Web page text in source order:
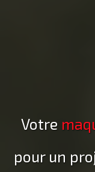
Votre
pour un